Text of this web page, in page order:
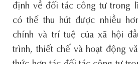
định về đối tác công tư trong
có thể thu hút được nhiều
chính và trí tuệ của xã hội
trình, thiết chế và hoạt động